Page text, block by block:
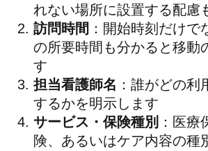
れない場所に設置する配慮
訪問時間 ：開始時刻だけで
の所要時間も分かると移動
す
担当看護師名 ：誰がどの利
するかを明示します
サービス・保険種別 ：医療
険、あるいはケア内容の種